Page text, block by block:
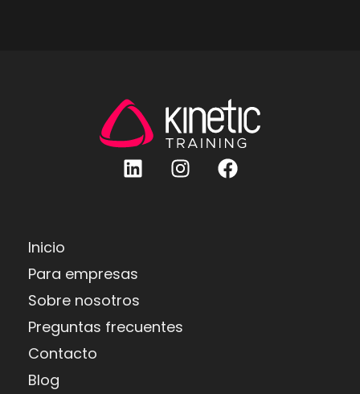
Inicio
Para empresas
Sobre nosotros
Preguntas frecuentes
Contacto
Blog